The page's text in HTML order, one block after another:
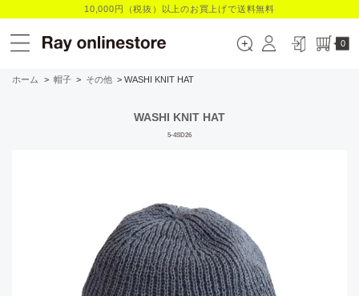
10,000円（税抜）以上のお買上げで送料無料
0
ホーム > 帽子 > その他 > WASHI KNIT HAT
WASHI KNIT HAT
5-4SD26